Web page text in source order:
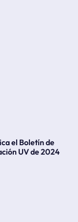
el Boletín de
UV de 2024